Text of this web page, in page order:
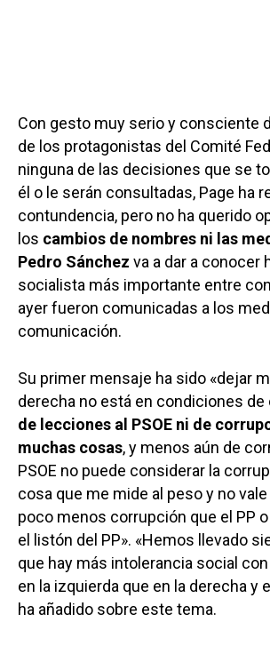
Con gesto muy serio y consciente
de los protagonistas del Comité
ninguna de las decisiones que se
él o le serán consultadas, Page ha
contundencia, pero no ha querido
los cambios de nombres ni las
Pedro Sánchez va a dar a conocer
socialista más importante entre
ayer fueron comunicadas a los
comunicación.
Su primer mensaje ha sido «dejar
derecha no está en condiciones de
de lecciones al PSOE ni de
muchas cosas, y menos aún de
PSOE no puede considerar la
cosa que me mide al peso y no
poco menos corrupción que el PP
el listón del PP». «Hemos llevado
que hay más intolerancia social
en la izquierda que en la derecha y
ha añadido sobre este tema.